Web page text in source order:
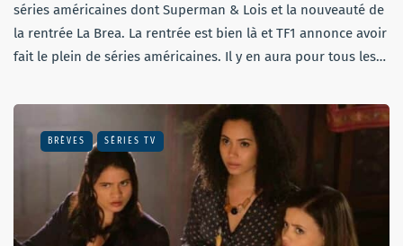
séries américaines dont Superman & Lois et la nouveauté de
la rentrée La Brea. La rentrée est bien là et TF1 annonce avoir
fait le plein de séries américaines. Il y en aura pour tous les…
BRÈVES SÉRIES TV